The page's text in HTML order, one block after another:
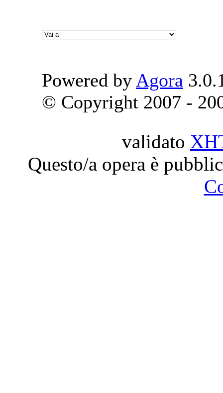
Powered by Agora
© Copyright 2007 -
validato
Questo/a opera è